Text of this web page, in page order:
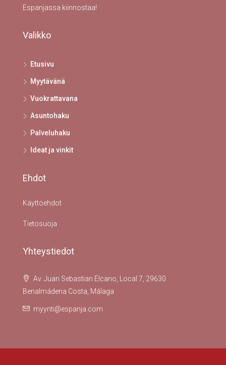
Espanjassa kiinnostaa!
Valikko
Etusivu
Myytävänä
Vuokrattavana
Asuntohaku
Palveluhaku
Ideat ja vinkit
Ehdot
Käyttöehdot
Tietosuoja
Yhteystiedot
Av. Juan Sebastian Elcano, Local 7, 29630
Benalmádena Costa, Málaga
myynti@espanja.com